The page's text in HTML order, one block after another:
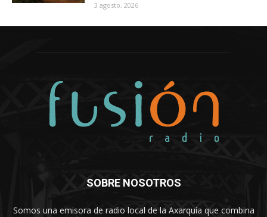
3 agosto, 2026
SOBRE NOSOTROS
Somos una emisora de radio local de la Axarquía que combina